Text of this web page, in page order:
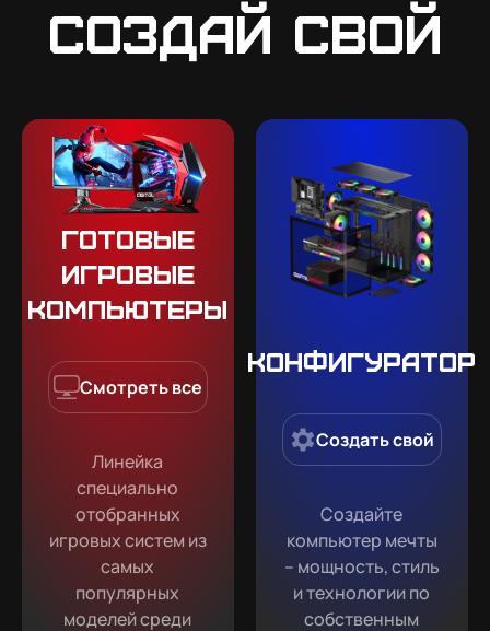
создай свой
Готовые
игровые
компьютеры
Смотреть все
Линейка
специально
отобранных
игровых систем из
самых
популярных
моделей среди
Конфигуратор
Создать свой
Создайте
компьютер мечты
– мощность, стиль
и технологии по
собственным